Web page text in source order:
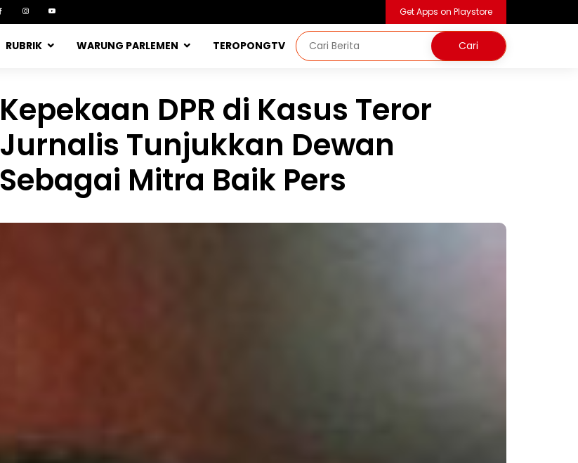
Get Apps on Playstore
RUBRIK WARUNG PARLEMEN TEROPONGTV
Kepekaan DPR di Kasus Teror
Jurnalis Tunjukkan Dewan
Sebagai Mitra Baik Pers